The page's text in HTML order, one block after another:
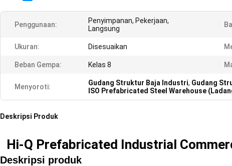
Penggunaan:
Penyimpanan, Pekerjaan,
Langsung
Ukuran: Disesuaikan
Beban Gempa: Kelas 8
Menyoroti: Gudang Struktur Baja Industri, Gudang
ISO Prefabricated Steel Warehouse
Deskripsi Produk
Hi-Q Prefabricated Industrial
Deskripsi produk